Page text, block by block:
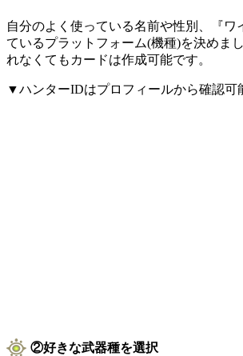
自分のよく使っている名前や性別、『ワ
ているプラットフォーム(機種)を決めま
れなくてもカードは作成可能です。
▼ハンターIDはプロフィールから確認可
②好きな武器種を選択